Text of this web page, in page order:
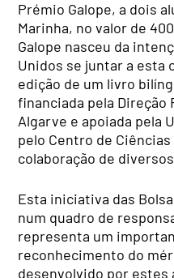
Prémio Galope, a dois
Marinha, no valor de
Galope nasceu da
Unidos se juntar a esta
edição de um livro
financiada pela Direção
Algarve e apoiada pela
pelo Centro de Ciências
colaboração de
Esta iniciativa das
num quadro de
representa um
reconhecimento do
desenvolvido por estes